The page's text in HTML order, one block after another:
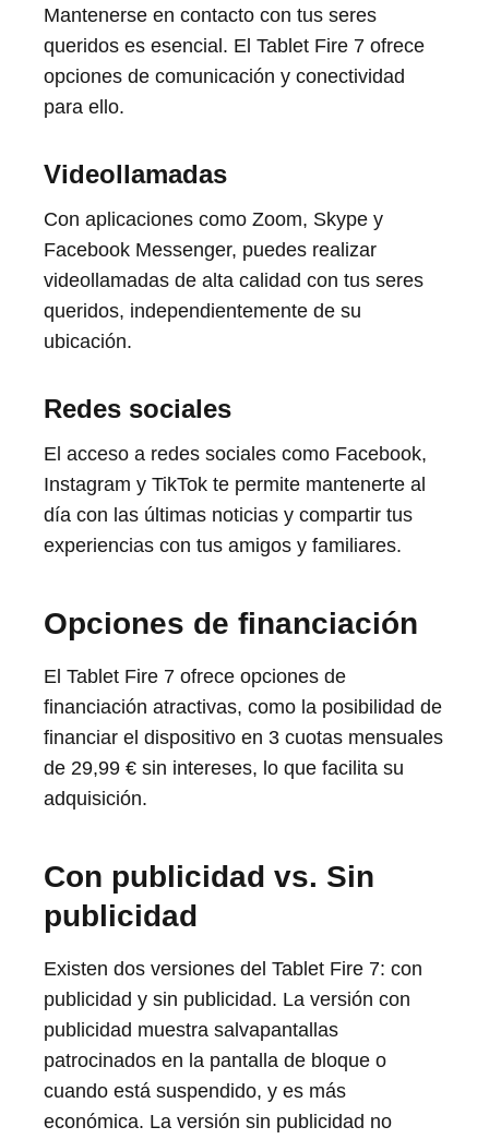
Mantenerse en contacto con tus seres
queridos es esencial. El Tablet Fire 7 ofrece
opciones de comunicación y conectividad
para ello.
Videollamadas
Con aplicaciones como Zoom, Skype y
Facebook Messenger, puedes realizar
videollamadas de alta calidad con tus seres
queridos, independientemente de su
ubicación.
Redes sociales
El acceso a redes sociales como Facebook,
Instagram y TikTok te permite mantenerte al
día con las últimas noticias y compartir tus
experiencias con tus amigos y familiares.
Opciones de financiación
El Tablet Fire 7 ofrece opciones de
financiación atractivas, como la posibilidad de
financiar el dispositivo en 3 cuotas mensuales
de 29,99 € sin intereses, lo que facilita su
adquisición.
Con publicidad vs. Sin
publicidad
Existen dos versiones del Tablet Fire 7: con
publicidad y sin publicidad. La versión con
publicidad muestra salvapantallas
patrocinados en la pantalla de bloque o
cuando está suspendido, y es más
económica. La versión sin publicidad no